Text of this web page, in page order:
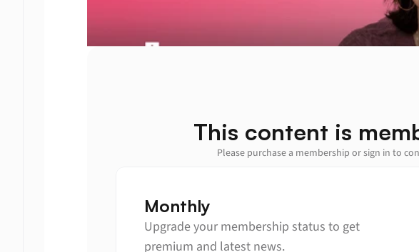
This content is
Please purchase a membership or sign in to
Monthly
Upgrade your membership status to get
premium and latest news.